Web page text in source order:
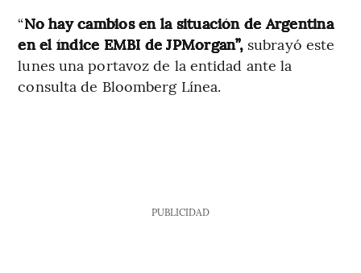
“No hay cambios en la situación de Argentina
en el índice EMBI de JPMorgan”, subrayó este
lunes una portavoz de la entidad ante la
consulta de Bloomberg Línea.
PUBLICIDAD